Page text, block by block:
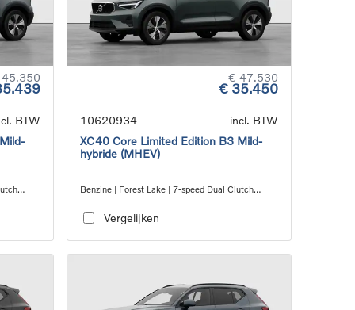
BTW
€ 47.530
€ 35.450
10620934
incl. BTW
XC40 Core Limited Edition B3 Mild-
hybride (MHEV)
Benzine | Forest Lake | 7-speed Dual Clutch
Vergelijken